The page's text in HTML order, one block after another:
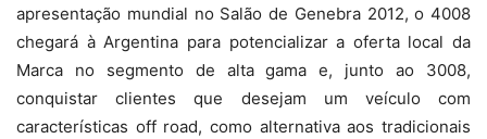
apresentação mundial no Salão de Genebra 2012, o 4008
chegará à Argentina para potencializar a oferta local da
Marca no segmento de alta gama e, junto ao 3008,
conquistar clientes que desejam um veículo com
características off road, como alternativa aos tradicionais